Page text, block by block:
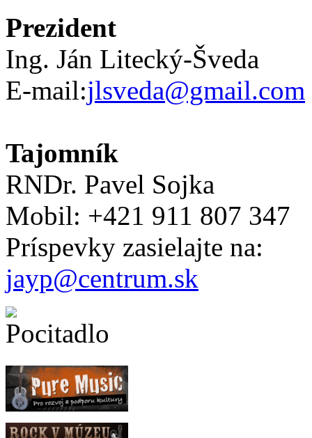
Prezident
Ing. Ján Litecký-Šveda
E-mail:jlsveda@gmail.com
Tajomník
RNDr. Pavel Sojka
Mobil: +421 911 807 347
Príspevky zasielajte na:
jayp@centrum.sk